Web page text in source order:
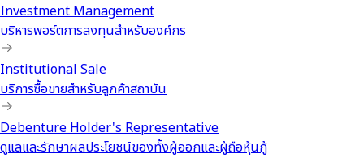
Investment Management
บริหารพอร์ตการลงทุนสำหรับองค์กร
Institutional Sale
บริการซื้อขายสำหรับลูกค้าสถาบัน
Debenture Holder's Representative
ดูแลและรักษาผลประโยชน์ของทั้งผู้ออกและผู้ถือหุ้นกู้